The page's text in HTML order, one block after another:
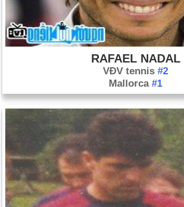
RAFAEL NADAL
VĐV tennis #2
Mallorca #1